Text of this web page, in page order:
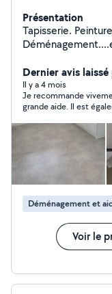
Présentation
Tapisserie.
Dernier avis
Il y a 4 mois
Je recommande
grande aide. Il est
Déménagement et
Voir le